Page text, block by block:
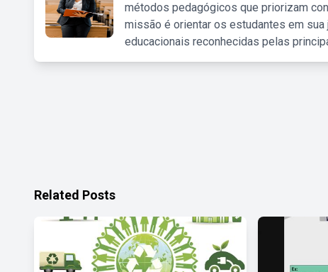
métodos pedagógicos que priorizam
missão é orientar os estudantes em sua
educacionais reconhecidas pelas
Related Posts